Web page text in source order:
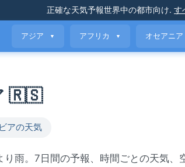
正確な天気予報世界中の都市向け. す
アジア ▼ アフリカ ▼ オセアニア
🇷🇸
アの天気
雨。7日間の予報、時間ごとの天気、